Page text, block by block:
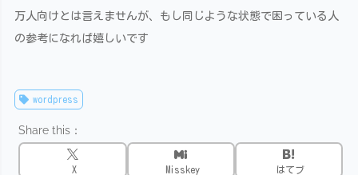
万人向けとは言えませんが、もし同じような状態で困っている人
の参考になれば嬉しいです
wordpress
Share this：
X Misskey はてブ